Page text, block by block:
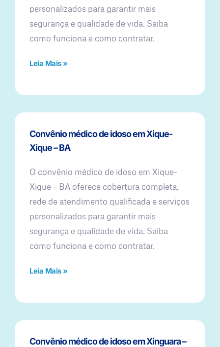
personalizados para garantir mais
segurança e qualidade de vida. Saiba
como funciona e como contratar.
Leia Mais »
Convênio médico de idoso em Xique-
Xique – BA
O convênio médico de idoso em Xique-
Xique – BA oferece cobertura completa,
rede de atendimento qualificada e serviços
personalizados para garantir mais
segurança e qualidade de vida. Saiba
como funciona e como contratar.
Leia Mais »
Convênio médico de idoso em Xinguara –